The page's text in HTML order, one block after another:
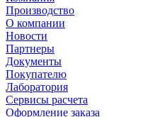
Производство
О компании
Новости
Партнеры
Документы
Покупателю
Лаборатория
Сервисы расчета
Оформление заказа